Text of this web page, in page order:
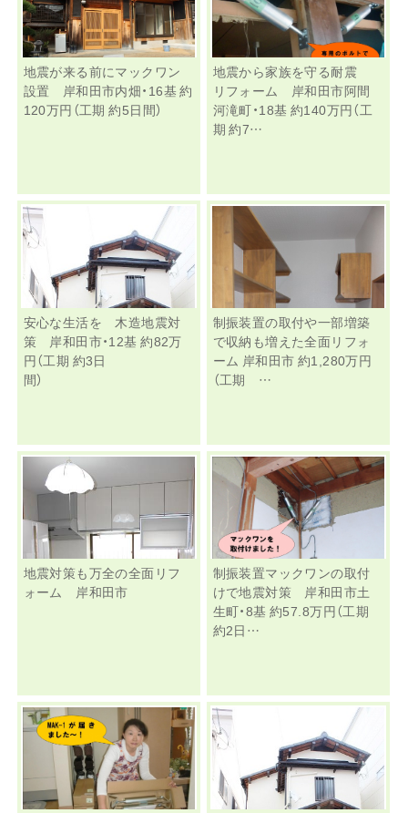
地震が来る前にマックワン
設置 岸和田市内畑・16基 約
120万円（工期 約5日間）
地震から家族を守る耐震
リフォーム 岸和田市阿間
河滝町・18基 約140万円（工
期 約7…
安心な生活を 木造地震対
策 岸和田市・12基 約82万
円（工期 約3日
間）
制振装置の取付や一部増築
で収納も増えた全面リフォ
ーム 岸和田市 約1,280万円
（工期 …
地震対策も万全の全面リフ
ォーム 岸和田市
制振装置マックワンの取付
けで地震対策 岸和田市土
生町・8基 約57.8万円（工期
約2日…